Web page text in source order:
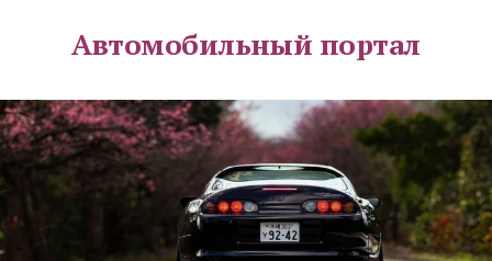
Автомобильный портал